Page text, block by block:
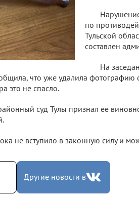
по
Тульской
составлен
На
что уже удалила фотографию
это не спасло.
суд Тулы признал ее
не вступило в законную силу и
Другие новости в